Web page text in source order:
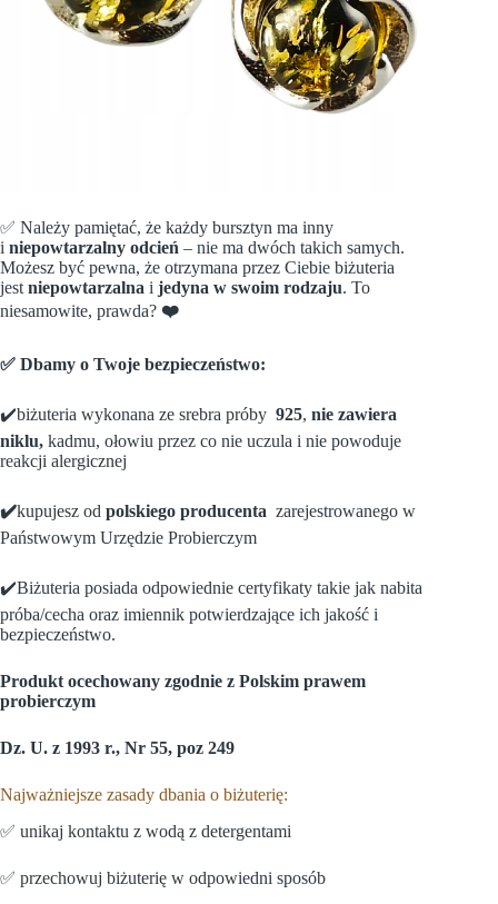
✅ Należy pamiętać, że każdy bursztyn ma inny
i niepowtarzalny odcień – nie ma dwóch takich samych.
Możesz być pewna, że otrzymana przez Ciebie biżuteria
jest niepowtarzalna i jedyna w swoim rodzaju. To
niesamowite, prawda? ❤️
✅ Dbamy o Twoje bezpieczeństwo:
✔️biżuteria wykonana ze srebra próby 925, nie zawiera
niklu, kadmu, ołowiu przez co nie uczula i nie powoduje
reakcji alergicznej
✔️kupujesz od polskiego producenta zarejestrowanego w
Państwowym Urzędzie Probierczym
✔️Biżuteria posiada odpowiednie certyfikaty takie jak nabita
próba/cecha oraz imiennik potwierdzające ich jakość i
bezpieczeństwo.
Produkt ocechowany zgodnie z Polskim prawem
probierczym
Dz. U. z 1993 r., Nr 55, poz 249
Najważniejsze zasady dbania o biżuterię:
✅ unikaj kontaktu z wodą z detergentami
✅ przechowuj biżuterię w odpowiedni sposób